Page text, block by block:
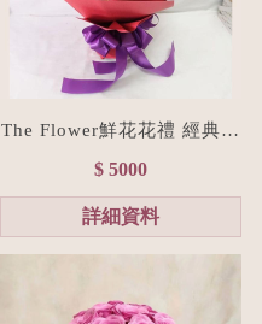
The Flower鮮花花禮 經典紅
進口玫瑰花束L size
$ 5000
詳細資料